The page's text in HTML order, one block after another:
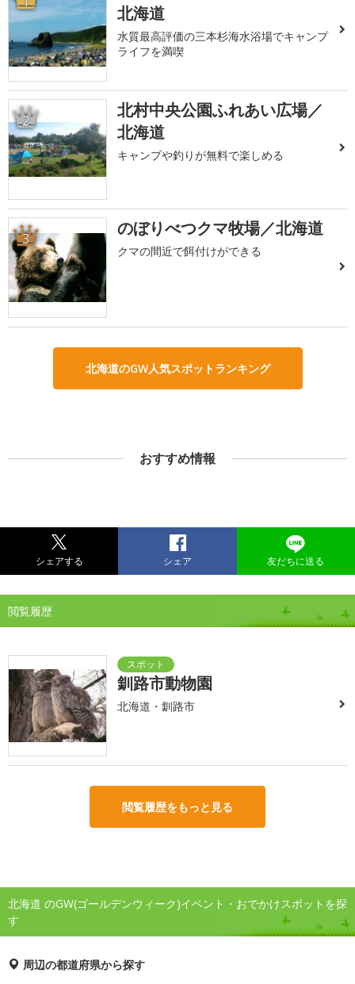
北海道
水質最高評価の三本杉海水浴場でキャンプ
ライフを満喫
2
北村中央公園ふれあい広場／
北海道
キャンプや釣りが無料で楽しめる
3 のぼりべつクマ牧場／北海道
クマの間近で餌付けができる
北海道のGW人気スポットランキング
おすすめ情報
シェアする シェア 友だちに送る
閲覧履歴
釧路市動物園
北海道・釧路市
閲覧履歴をもっと見る
北海道 のGW(ゴールデンウィーク)イベント・おでかけスポットを探
す
周辺の都道府県から探す